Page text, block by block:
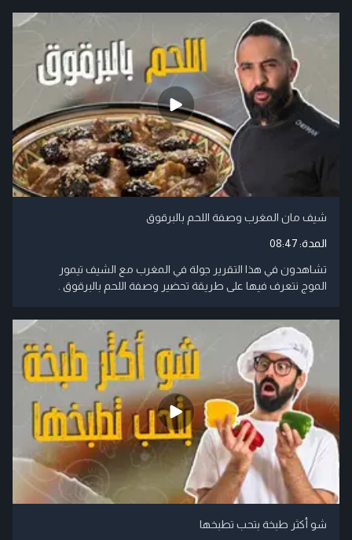
شيف مان المغرب وصفة اللحم بالبرقوق
المدة:08:47
تشاهدون في هذا التقرير جولة في المغرب مع الشيف تيمور
الموج نتعرف فيها على طريقة تحضير وصفة اللحم بالبرقوق .
شو أكثر طبخة بتحب تطبخها